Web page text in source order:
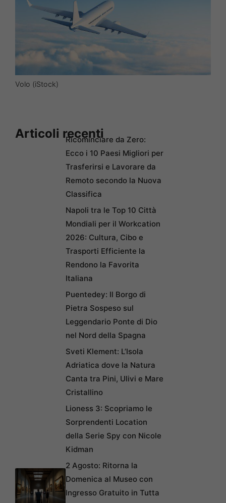
Volo (iStock)
Articoli recentiRicominciare da Zero:
Ecco i 10 Paesi Migliori per
Trasferirsi e Lavorare da
Remoto secondo la Nuova
Classifica
Napoli tra le Top 10 Città
Mondiali per il Workcation
2026: Cultura, Cibo e
Trasporti Efficiente la
Rendono la Favorita
Italiana
Puentedey: Il Borgo di
Pietra Sospeso sul
Leggendario Ponte di Dio
nel Nord della Spagna
Sveti Klement: L’Isola
Adriatica dove la Natura
Canta tra Pini, Ulivi e Mare
Cristallino
Lioness 3: Scopriamo le
Sorprendenti Location
della Serie Spy con Nicole
Kidman
2 Agosto: Ritorna la
Domenica al Museo con
Ingresso Gratuito in Tutta